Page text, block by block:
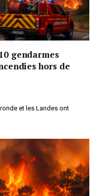
gendarmes
hors de
et les Landes ont